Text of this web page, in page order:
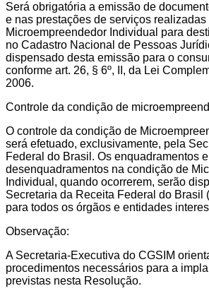
Será obrigatória a emissão de
e nas prestações de serviços realizadas
Microempreendedor Individual para
no Cadastro Nacional de Pessoas
dispensado desta emissão para o
conforme art. 26, § 6º, II, da Lei
2006.
Controle da condição de
O controle da condição de
será efetuado, exclusivamente, pela
Federal do Brasil. Os enquadramentos e
desenquadramentos na condição de
Individual, quando ocorrerem, serão
Secretaria da Receita Federal do Brasil
para todos os órgãos e entidades
Observação:
A Secretaria-Executiva do CGSIM
procedimentos necessários para a
previstas nesta Resolução.